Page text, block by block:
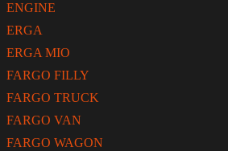
ENGINE
ERGA
ERGA MIO
FARGO FILLY
FARGO TRUCK
FARGO VAN
FARGO WAGON